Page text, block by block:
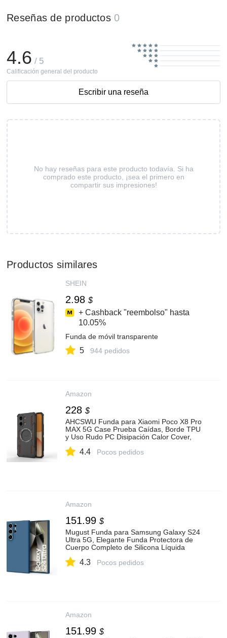
Reseñas de productos 0
No hay reseñas para este producto todavía. Si ha
comprado este producto, ¡sea el primero en
compartir sus impresiones!
4.6 / 5
Calificación general del producto
Escribir una reseña
Productos similares
SHEIN
2.98 $
+ Cashback "reembolso" hasta
10.05%
Funda de móvil transparente
5 944 pedidos
Amazon
228 $
AHCSWU Funda para Xiaomi Poco X8 Pro
MAX 5G Case Prueba Caídas, Borde TPU
y Uso Rudo PC Disipación Calor Cover,
Completa Cámara : Amazon.com.mx:
4.4 Pocos pedidos
Amazon
151.99 $
Mugust Funda para Samsung Galaxy S24
Ultra 5G, Elegante Funda Protectora de
Cuerpo Completo de Silicona Líquida
5G Funda para Teléfono (Violeta) :
4.3 Pocos pedidos
Amazon
151.99 $